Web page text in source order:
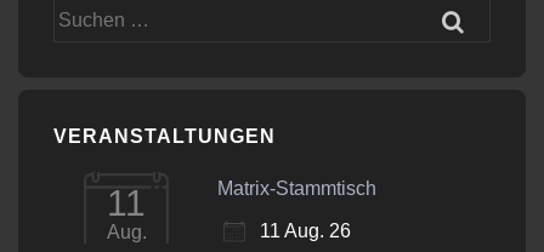
Suchen
VERANSTALTUNGEN
11
Aug.
Matrix-Stammtisch
11 Aug. 26